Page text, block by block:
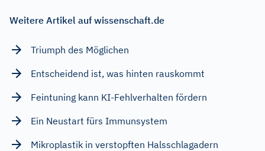
Weitere Artikel auf wissenschaft.de
Triumph des Möglichen
Entscheidend ist, was hinten rauskommt
Feintuning kann KI-Fehlverhalten fördern
Ein Neustart fürs Immunsystem
Mikroplastik in verstopften Halsschlagadern